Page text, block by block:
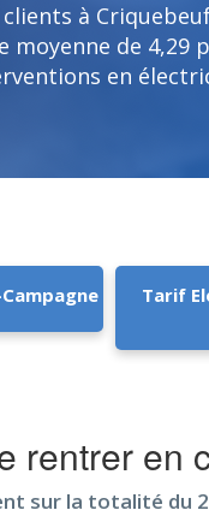
clients à
moyenne de 4,29
en
Tarif
rentrer en
sur la totalité du